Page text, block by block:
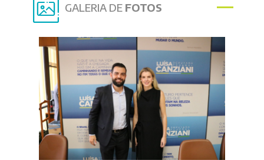
GALERIA DE FOTOS